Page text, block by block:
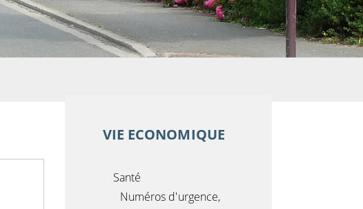
VIE ECONOMIQUE
Santé
Numéros d'urgence,